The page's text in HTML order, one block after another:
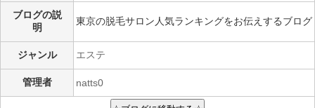
ブログの説
明
東京の脱毛サロン人気ランキングをお伝えするブログ
ジャンル エステ
管理者 natts0